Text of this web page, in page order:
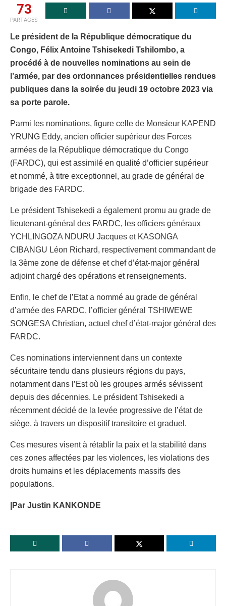
73
PARTAGES
Le président de la République démocratique du
Congo, Félix Antoine Tshisekedi Tshilombo, a
procédé à de nouvelles nominations au sein de
l’armée, par des ordonnances présidentielles rendues
publiques dans la soirée du jeudi 19 octobre 2023 via
sa porte parole.
Parmi les nominations, figure celle de Monsieur KAPEND
YRUNG Eddy, ancien officier supérieur des Forces
armées de la République démocratique du Congo
(FARDC), qui est assimilé en qualité d’officier supérieur
et nommé, à titre exceptionnel, au grade de général de
brigade des FARDC.
Le président Tshisekedi a également promu au grade de
lieutenant-général des FARDC, les officiers généraux
YCHLINGOZA NDURU Jacques et KASONGA
CIBANGU Léon Richard, respectivement commandant de
la 3ème zone de défense et chef d’état-major général
adjoint chargé des opérations et renseignements.
Enfin, le chef de l’Etat a nommé au grade de général
d’armée des FARDC, l’officier général TSHIWEWE
SONGESA Christian, actuel chef d’état-major général des
FARDC.
Ces nominations interviennent dans un contexte
sécuritaire tendu dans plusieurs régions du pays,
notamment dans l’Est où les groupes armés sévissent
depuis des décennies. Le président Tshisekedi a
récemment décidé de la levée progressive de l’état de
siège, à travers un dispositif transitoire et graduel.
Ces mesures visent à rétablir la paix et la stabilité dans
ces zones affectées par les violences, les violations des
droits humains et les déplacements massifs des
populations.
|Par Justin KANKONDE